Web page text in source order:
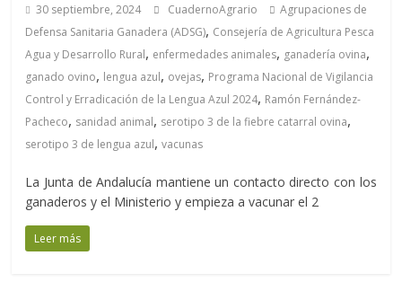
30 septiembre, 2024 CuadernoAgrario
Agrupaciones de
Defensa Sanitaria Ganadera (ADSG), Consejería de Agricultura Pesca
Agua y Desarrollo Rural, enfermedades animales, ganadería ovina,
ganado ovino, lengua azul, ovejas, Programa Nacional de Vigilancia
Control y Erradicación de la Lengua Azul 2024, Ramón Fernández-
Pacheco, sanidad animal, serotipo 3 de la fiebre catarral ovina,
serotipo 3 de lengua azul,vacunas
La Junta de Andalucía mantiene un contacto directo con los
ganaderos y el Ministerio y empieza a vacunar el 2
Leer más